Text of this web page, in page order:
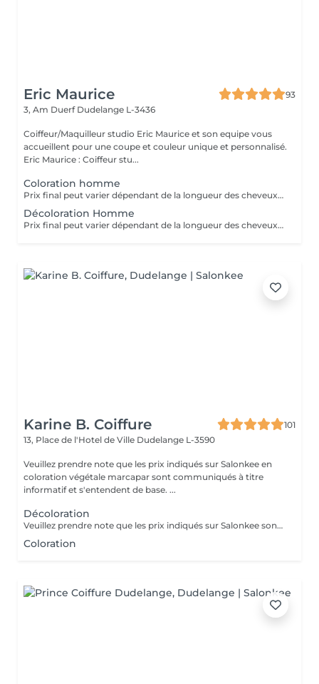
Eric Maurice
93
3, Am Duerf Dudelange L-3436
Coiffeur/Maquilleur studio Eric Maurice et son equipe vous
accueillent pour une coupe et couleur unique et personnalisé.
Eric Maurice : Coiffeur stu...
Coloration homme
Prix final peut varier dépendant de la longueur des cheveux et de la quantité de produits finalement utilisées.
Décoloration Homme
Prix final peut varier dépendant de la longueur des cheveux et de la quantité de produits finalement utilisées.
Karine B. Coiffure
101
13, Place de l'Hotel de Ville Dudelange L-3590
Veuillez prendre note que les prix indiqués sur Salonkee en
coloration végétale marcapar sont communiqués à titre
informatif et s'entendent de base. ...
Décoloration
Veuillez prendre note que les prix indiqués sur Salonkee sont communiqués à titre informatif et s'entendent de base. Ces derniers sont susceptibles de varier selon le diagnostic réalisé à votre arrivée au salon et l'expertise du professionnel à qui vous confiez votre beauté. Dans tous les cas, un devis précis vous sera proposé et toutes réalisations de prestations seront effectuées avec votre accord. Un grand merci d'avance pour votre compréhension. Au plaisir de vous recevoir très vite.
Coloration